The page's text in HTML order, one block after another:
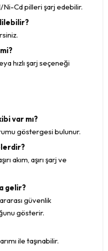
Cd pilleri şarj edebilir.
hızlı şarj seçeneği
var mı?
göstergesi bulunur.
akım, aşırı şarj ve
gelir?
güvenlik
gösterir.
ile taşınabilir.